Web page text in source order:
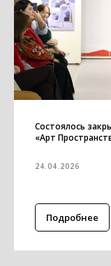
Состоялось
«Арт
24.04.2026
Подробнее